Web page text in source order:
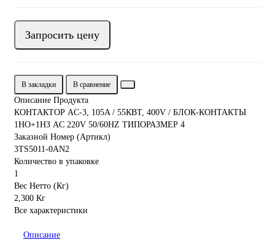
Запросить цену
В закладки В сравнение
Описание Продукта
КОНТАКТОР AC-3, 105A / 55КВТ, 400V / БЛОК-КОНТАКТЫ
1НО+1НЗ AC 220V 50/60HZ ТИПОРАЗМЕР 4
Заказной Номер (Артикл)
3TS5011-0AN2
Количество в упаковке
1
Вес Нетто (Кг)
2,300 Кг
Все характеристики
Описание